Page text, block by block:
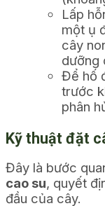
Lấp
một ụ
cây
dưỡng
Để hố
trước
phân
Kỹ thuật đặt
Đây là bước
cao su, quyết
đầu của cây.